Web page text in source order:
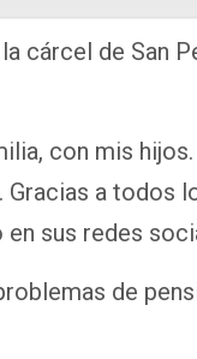
cárcel de San
con mis
a todos
sus redes
de